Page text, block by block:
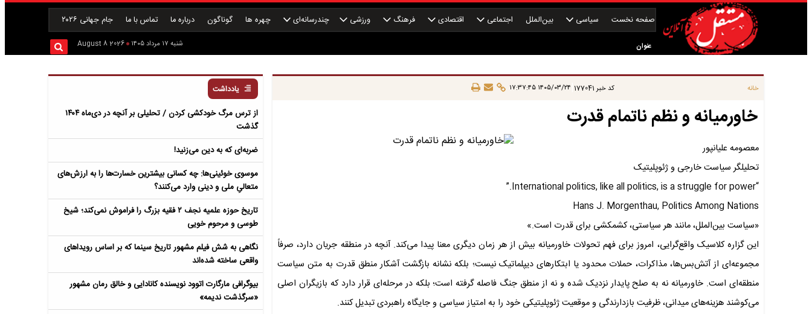
صفحه نخست سیاسی بین‌الملل اجتماعی اقتصادی فرهنگ ورزشی چندرسانه‌ای چهره ها گوناگون درباره ما تماس با ما جام جهانی ۲۰۲۶
عنوان شنبه ۱۷ مرداد ۱۴۰۵ 2026 August 8
خانه کد خبر177041 ۱۴۰۵/۰۳/۲۴ ۱۷:۳۷:۴۵
خاورمیانه و نظم ناتمام قدرت
معصومه علیانپور
تحلیلگر سیاست خارجی و ژئوپلیتیک
“International politics, like all politics, is a struggle for power.”
Hans J. Morgenthau, Politics Among Nations
«سیاست بین‌الملل، مانند هر سیاستی، کشمکشی برای قدرت است.»
این گزاره کلاسیک واقع‌گرایی، امروز برای فهم تحولات خاورمیانه بیش از هر زمان دیگری معنا پیدا می‌کند. آنچه در منطقه جریان دارد، صرفاً
مجموعه‌ای از آتش‌بس‌ها، مذاکرات، حملات محدود یا ابتکارهای دیپلماتیک نیست؛ بلکه نشانه بازگشت آشکار منطق قدرت به متن سیاست
منطقه‌ای است. خاورمیانه نه به صلح پایدار نزدیک شده و نه از منطق جنگ فاصله گرفته است؛ بلکه در مرحله‌ای قرار دارد که بازیگران اصلی
می‌کوشند هزینه‌های میدانی، ظرفیت بازدارندگی و موقعیت ژئوپلیتیکی خود را به امتیاز سیاسی و جایگاه راهبردی تبدیل کنند.
یادداشت
از ترس مرگ خودکشی کردن / تحلیلی بر آنچه در دی‌ماه ۱۴۰۴
گذشت
ضربه‌ای که به دین می‌زنید!
موسوی خوئینی‌ها: چه کسانی بیشترین خسارت‌ها را به ارزش‌های
متعالیِ ملی و دینی وارد می‌کنند؟
تاریخ حوزه علمیه نجف ۲ فقیه بزرگ را فراموش نمی‌کند؛ شیخ
طوسی و مرحوم خویی
نگاهی به شش فیلم مشهور تاریخ سینما که بر اساس رویداهای
واقعی ساخته شده‌اند
بیوگرافی مارگارت اتوود نویسنده کانادایی و خالق رمان مشهور
«سرگذشت ندیمه»